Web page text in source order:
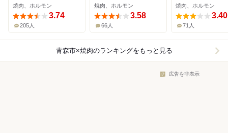
焼肉、ホルモン
3.74
205人
焼肉、ホルモン
3.58
66人
焼肉、ホルモン
3.40
71人
青森市×焼肉のランキングをもっと見る
広告を非表示